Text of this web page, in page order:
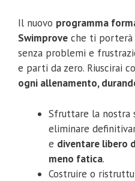
Il nuovo programma
Swimprove che ti porterà
senza problemi e
e parti da zero. Riuscirai
ogni allenamento,
Sfruttare la nostra
eliminare
e diventare libero
meno fatica.
Costruire o